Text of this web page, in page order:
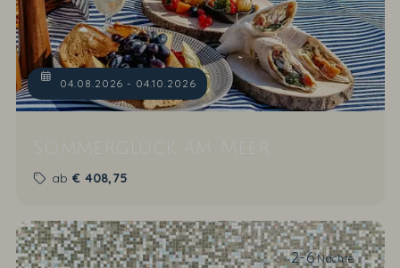
04.08.2026 - 04.10.2026
ab€ 408,75
2-6Nächte